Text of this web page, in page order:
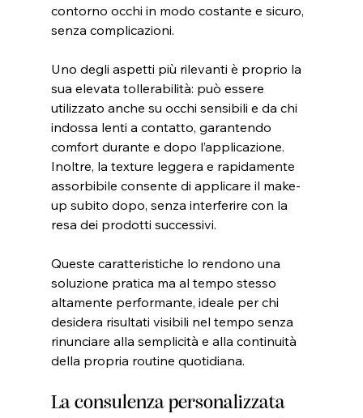
contorno occhi in modo costante e sicuro,
senza complicazioni.
Uno degli aspetti più rilevanti è proprio la
sua elevata tollerabilità: può essere
utilizzato anche su occhi sensibili e da chi
indossa lenti a contatto, garantendo
comfort durante e dopo l’applicazione.
Inoltre, la texture leggera e rapidamente
assorbibile consente di applicare il make-
up subito dopo, senza interferire con la
resa dei prodotti successivi.
Queste caratteristiche lo rendono una
soluzione pratica ma al tempo stesso
altamente performante, ideale per chi
desidera risultati visibili nel tempo senza
rinunciare alla semplicità e alla continuità
della propria routine quotidiana.
La consulenza personalizzata